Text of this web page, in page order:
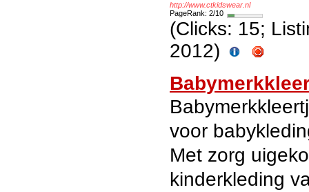
http://www.ctkidswear.nl
PageRank: 2/10
(Clicks: 15;
2012)
voor
Met zorg
kinderkleding